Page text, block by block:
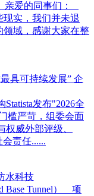
亲爱的同事们：
现实，我们并未退
领域，感谢大家在整
具可持续发展” 企
发布"2026全
槛严苛，组委会面
权威外部评级、
责任......
水科技
Base Tunnel） 项